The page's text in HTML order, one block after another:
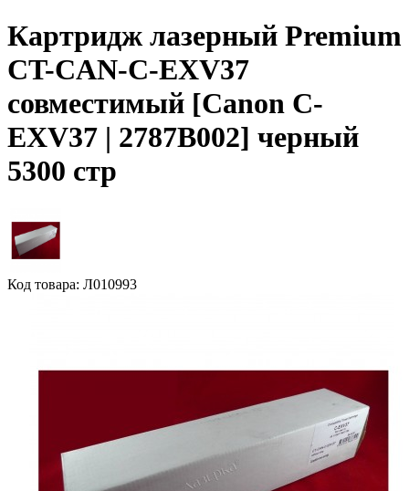
Картридж лазерный Premium
CT-CAN-C-EXV37
совместимый [Canon C-
EXV37 | 2787B002] черный
5300 стр
Код товара: Л010993